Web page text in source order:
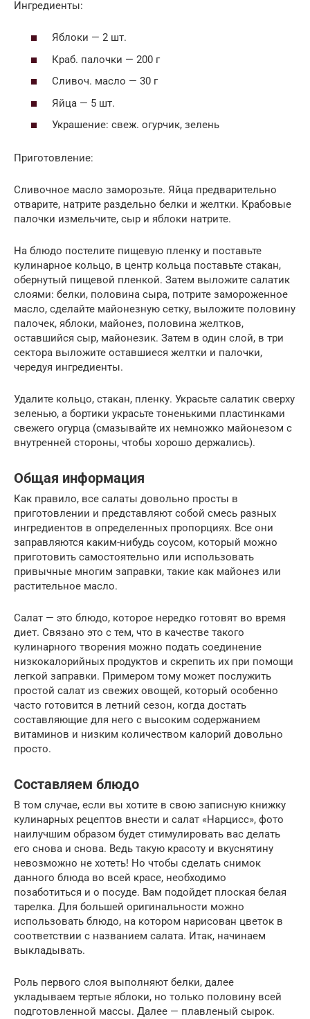
Ингредиенты:
Яблоки — 2 шт.
Краб. палочки — 200 г
Сливоч. масло — 30 г
Яйца — 5 шт.
Украшение: свеж. огурчик, зелень
Приготовление:
Сливочное масло заморозьте. Яйца предварительно
отварите, натрите раздельно белки и желтки. Крабовые
палочки измельчите, сыр и яблоки натрите.
На блюдо постелите пищевую пленку и поставьте
кулинарное кольцо, в центр кольца поставьте стакан,
обернутый пищевой пленкой. Затем выложите салатик
слоями: белки, половина сыра, потрите замороженное
масло, сделайте майонезную сетку, выложите половину
палочек, яблоки, майонез, половина желтков,
оставшийся сыр, майонезик. Затем в один слой, в три
сектора выложите оставшиеся желтки и палочки,
чередуя ингредиенты.
Удалите кольцо, стакан, пленку. Украсьте салатик сверху
зеленью, а бортики украсьте тоненькими пластинками
свежего огурца (смазывайте их немножко майонезом с
внутренней стороны, чтобы хорошо держались).
Общая информация
Как правило, все салаты довольно просты в
приготовлении и представляют собой смесь разных
ингредиентов в определенных пропорциях. Все они
заправляются каким-нибудь соусом, который можно
приготовить самостоятельно или использовать
привычные многим заправки, такие как майонез или
растительное масло.
Салат — это блюдо, которое нередко готовят во время
диет. Связано это с тем, что в качестве такого
кулинарного творения можно подать соединение
низкокалорийных продуктов и скрепить их при помощи
легкой заправки. Примером тому может послужить
простой салат из свежих овощей, который особенно
часто готовится в летний сезон, когда достать
составляющие для него с высоким содержанием
витаминов и низким количеством калорий довольно
просто.
Составляем блюдо
В том случае, если вы хотите в свою записную книжку
кулинарных рецептов внести и салат «Нарцисс», фото
наилучшим образом будет стимулировать вас делать
его снова и снова. Ведь такую красоту и вкуснятину
невозможно не хотеть! Но чтобы сделать снимок
данного блюда во всей красе, необходимо
позаботиться и о посуде. Вам подойдет плоская белая
тарелка. Для большей оригинальности можно
использовать блюдо, на котором нарисован цветок в
соответствии с названием салата. Итак, начинаем
выкладывать.
Роль первого слоя выполняют белки, далее
укладываем тертые яблоки, но только половину всей
подготовленной массы. Далее — плавленый сырок.